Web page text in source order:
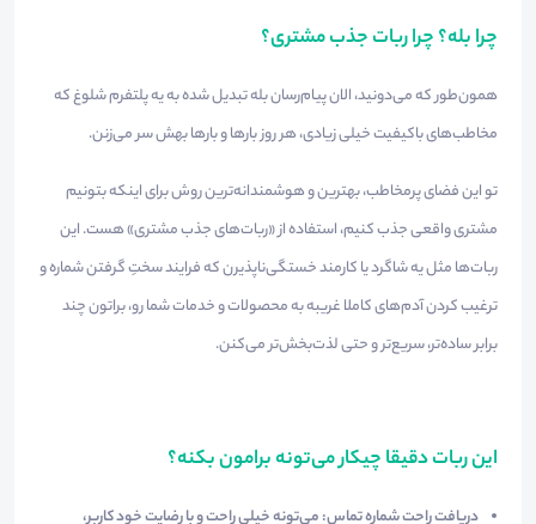
چرا بله؟ چرا ربات جذب مشتری؟
همون‌طور که می‌دونید، الان پیام‌رسان بله تبدیل شده به یه پلتفرم شلوغ که
مخاطب‌های باکیفیت خیلی زیادی، هر روز بارها و بارها بهش سر می‌زنن.
تو این فضای پرمخاطب، بهترین و هوشمندانه‌ترین روش برای اینکه بتونیم
مشتری واقعی جذب کنیم، استفاده از «ربات‌های جذب مشتری» هست. این
ربات‌ها مثل یه شاگرد یا کارمند خستگی‌ناپذیرن که فرایند سختِ گرفتن شماره و
ترغیب کردن آدم‌های کاملا غریبه به محصولات و خدمات شما رو، براتون چند
برابر ساده‌تر، سریع‌تر و حتی لذت‌بخش‌تر می‌کنن.
این ربات دقیقا چیکار می‌تونه برامون بکنه؟
دریافت راحت شماره تماس:می‌تونه خیلی راحت و با رضایت خود کاربر،